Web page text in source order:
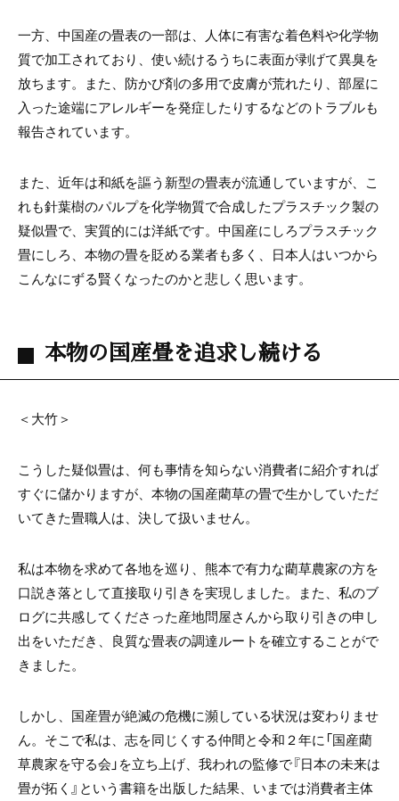
一方、中国産の畳表の一部は、人体に有害な着色料や化学物
質で加工されており、使い続けるうちに表面が剥げて異臭を
放ちます。また、防かび剤の多用で皮膚が荒れたり、部屋に
入った途端にアレルギーを発症したりするなどのトラブルも
報告されています。
また、近年は和紙を謳う新型の畳表が流通していますが、こ
れも針葉樹のパルプを化学物質で合成したプラスチック製の
疑似畳で、実質的には洋紙です。中国産にしろプラスチック
畳にしろ、本物の畳を貶める業者も多く、日本人はいつから
こんなにずる賢くなったのかと悲しく思います。
本物の国産畳を追求し続ける
＜大竹＞
こうした疑似畳は、何も事情を知らない消費者に紹介すれば
すぐに儲かりますが、本物の国産藺草の畳で生かしていただ
いてきた畳職人は、決して扱いません。
私は本物を求めて各地を巡り、熊本で有力な藺草農家の方を
口説き落として直接取り引きを実現しました。また、私のブ
ログに共感してくださった産地問屋さんから取り引きの申し
出をいただき、良質な畳表の調達ルートを確立することがで
きました。
しかし、国産畳が絶滅の危機に瀕している状況は変わりませ
ん。そこで私は、志を同じくする仲間と令和２年に「国産藺
草農家を守る会」を立ち上げ、我われの監修で『日本の未来は
畳が拓く』という書籍を出版した結果、いまでは消費者主体